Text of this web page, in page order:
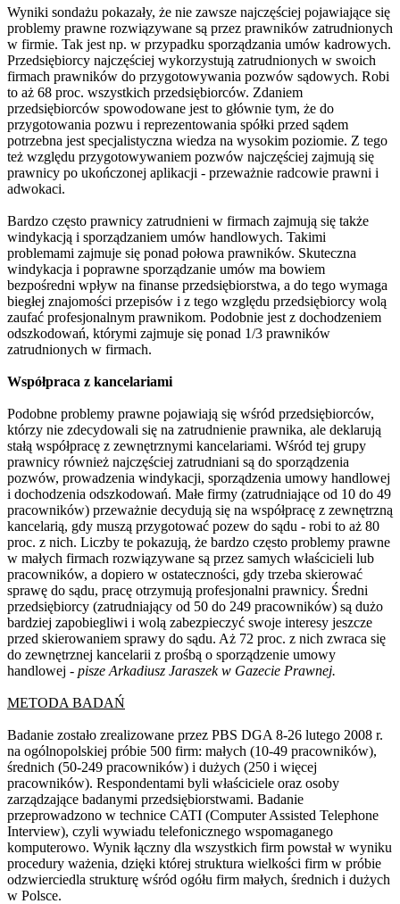
Wyniki sondażu pokazały, że nie zawsze najczęściej pojawiające się
problemy prawne rozwiązywane są przez prawników zatrudnionych
w firmie. Tak jest np. w przypadku sporządzania umów kadrowych.
Przedsiębiorcy najczęściej wykorzystują zatrudnionych w swoich
firmach prawników do przygotowywania pozwów sądowych. Robi
to aż 68 proc. wszystkich przedsiębiorców. Zdaniem
przedsiębiorców spowodowane jest to głównie tym, że do
przygotowania pozwu i reprezentowania spółki przed sądem
potrzebna jest specjalistyczna wiedza na wysokim poziomie. Z tego
też względu przygotowywaniem pozwów najczęściej zajmują się
prawnicy po ukończonej aplikacji - przeważnie radcowie prawni i
adwokaci.
Bardzo często prawnicy zatrudnieni w firmach zajmują się także
windykacją i sporządzaniem umów handlowych. Takimi
problemami zajmuje się ponad połowa prawników. Skuteczna
windykacja i poprawne sporządzanie umów ma bowiem
bezpośredni wpływ na finanse przedsiębiorstwa, a do tego wymaga
biegłej znajomości przepisów i z tego względu przedsiębiorcy wolą
zaufać profesjonalnym prawnikom. Podobnie jest z dochodzeniem
odszkodowań, którymi zajmuje się ponad 1/3 prawników
zatrudnionych w firmach.
Współpraca z kancelariami
Podobne problemy prawne pojawiają się wśród przedsiębiorców,
którzy nie zdecydowali się na zatrudnienie prawnika, ale deklarują
stałą współpracę z zewnętrznymi kancelariami. Wśród tej grupy
prawnicy również najczęściej zatrudniani są do sporządzenia
pozwów, prowadzenia windykacji, sporządzenia umowy handlowej
i dochodzenia odszkodowań. Małe firmy (zatrudniające od 10 do 49
pracowników) przeważnie decydują się na współpracę z zewnętrzną
kancelarią, gdy muszą przygotować pozew do sądu - robi to aż 80
proc. z nich. Liczby te pokazują, że bardzo często problemy prawne
w małych firmach rozwiązywane są przez samych właścicieli lub
pracowników, a dopiero w ostateczności, gdy trzeba skierować
sprawę do sądu, pracę otrzymują profesjonalni prawnicy. Średni
przedsiębiorcy (zatrudniający od 50 do 249 pracowników) są dużo
bardziej zapobiegliwi i wolą zabezpieczyć swoje interesy jeszcze
przed skierowaniem sprawy do sądu. Aż 72 proc. z nich zwraca się
do zewnętrznej kancelarii z prośbą o sporządzenie umowy
handlowej - pisze Arkadiusz Jaraszek w Gazecie Prawnej.
METODA BADAŃ
Badanie zostało zrealizowane przez PBS DGA 8-26 lutego 2008 r.
na ogólnopolskiej próbie 500 firm: małych (10-49 pracowników),
średnich (50-249 pracowników) i dużych (250 i więcej
pracowników). Respondentami byli właściciele oraz osoby
zarządzające badanymi przedsiębiorstwami. Badanie
przeprowadzono w technice CATI (Computer Assisted Telephone
Interview), czyli wywiadu telefonicznego wspomaganego
komputerowo. Wynik łączny dla wszystkich firm powstał w wyniku
procedury ważenia, dzięki której struktura wielkości firm w próbie
odzwierciedla strukturę wśród ogółu firm małych, średnich i dużych
w Polsce.